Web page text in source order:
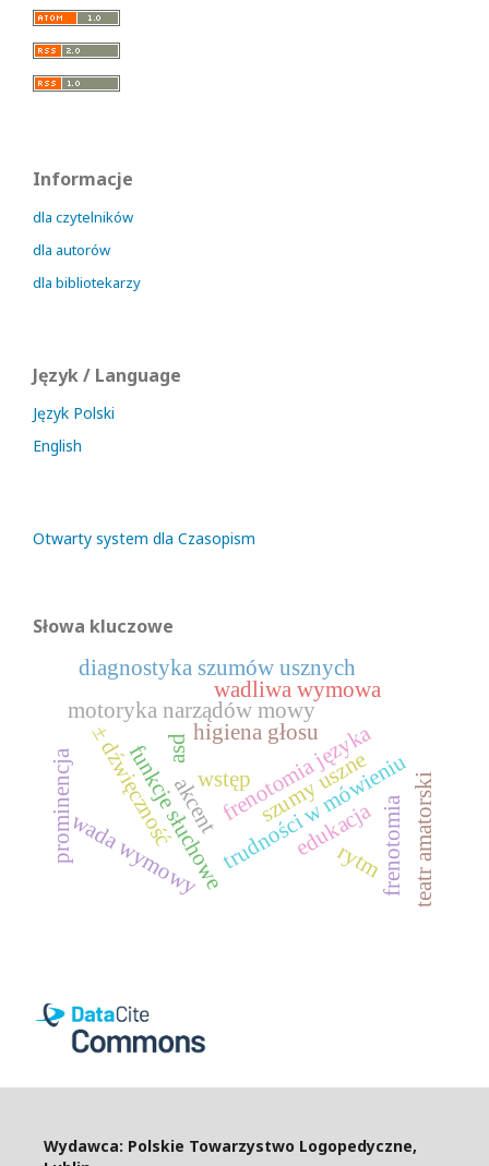
Informacje
dla czytelników
dla autorów
dla bibliotekarzy
Język / Language
Język Polski
English
Otwarty system dla Czasopism
Słowa kluczowe
wstęp
edukacja
asd
funkcje słuchowetrudności w mówieniu
motoryka narządów mowy
frenotomia języka
wada wymowy
wadliwa wymowa
frenotomiateatr amatorski
akcent szumy uszne
diagnostyka szumów usznych
± dźwięczność higiena głosu
rytm
prominencja
Wydawca: Polskie Towarzystwo Logopedyczne,